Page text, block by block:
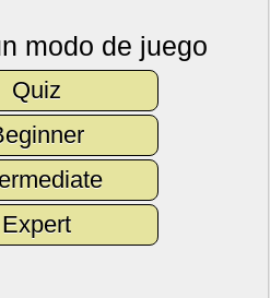
modo de juego
Quiz
Expert